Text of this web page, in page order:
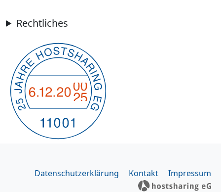
Rechtliches
Datenschutzerklärung Kontakt Impressum